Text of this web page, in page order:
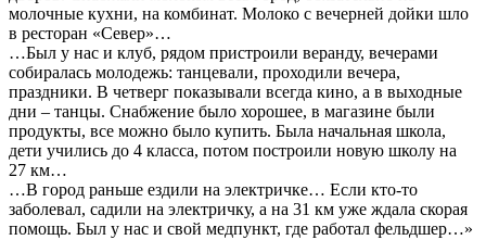
молочные кухни, на комбинат. Молоко с вечерней дойки шло
в ресторан «Север»…
…Был у нас и клуб, рядом пристроили веранду, вечерами
собиралась молодежь: танцевали, проходили вечера,
праздники. В четверг показывали всегда кино, а в выходные
дни – танцы. Снабжение было хорошее, в магазине были
продукты, все можно было купить. Была начальная школа,
дети учились до 4 класса, потом построили новую школу на
27 км…
…В город раньше ездили на электричке… Если кто-то
заболевал, садили на электричку, а на 31 км уже ждала скорая
помощь. Был у нас и свой медпункт, где работал фельдшер…»